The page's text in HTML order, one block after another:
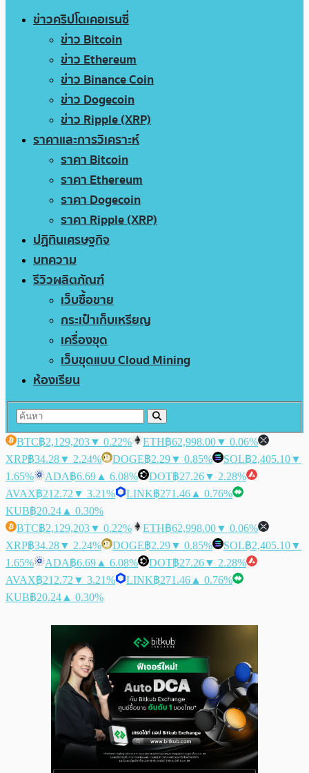
ข่าวคริปโตเคอเรนซี่
ข่าว Bitcoin
ข่าว Ethereum
ข่าว Binance Coin
ข่าว Dogecoin
ข่าว Ripple (XRP)
ราคาและการวิเคราะห์
ราคา Bitcoin
ราคา Ethereum
ราคา Dogecoin
ราคา Ripple (XRP)
ปฏิทินเศรษฐกิจ
บทความ
รีวิวผลิตภัณฑ์
เว็บซื้อขาย
กระเป๋าเก็บเหรียญ
เครื่องขุด
เว็บขุดแบบ Cloud Mining
ห้องเรียน
BTC฿2,129,203▼ 0.22% ETH฿62,998.00▼ 0.06%
XRP฿34.28▼ 2.24% DOGE฿2.29▼ 0.85% SOL฿2,405.10▼
1.65%
ADA฿6.69 ▲ 6.08% DOT฿27.26▼ 2.28%
AVAX฿212.72 ▼ 3.21% LINK฿271.46 ▲ 0.76%
KUB฿20.24 ▲ 0.30%
BTC฿2,129,203▼ 0.22% ETH฿62,998.00▼ 0.06%
XRP฿34.28▼ 2.24% DOGE฿2.29▼ 0.85% SOL฿2,405.10▼
1.65%
ADA฿6.69 ▲ 6.08% DOT฿27.26▼ 2.28%
AVAX฿212.72 ▼ 3.21% LINK฿271.46 ▲ 0.76%
KUB฿20.24 ▲ 0.30%